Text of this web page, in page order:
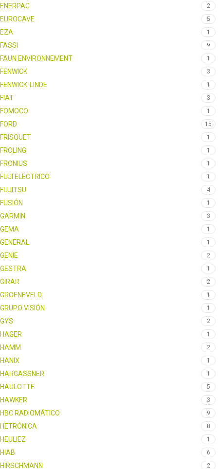
ENERPAC 2
EUROCAVE 5
EZA 1
FASSI 9
FAUN ENVIRONNEMENT 1
FENWICK 3
FENWICK-LINDE 1
FIAT 3
FOMOCO 1
FORD 15
FRISQUET 1
FROLING 1
FRONIUS 1
FUJI ELÉCTRICO 1
FUJITSU 4
FUSIÓN 1
GARMIN 3
GEMA 1
GENERAL 1
GENIE 2
GESTRA 1
GIRAR 2
GROENEVELD 1
GRUPO VISIÓN 1
GYS 2
HAGER 1
HAMM 2
HANIX 1
HARGASSNER 1
HAULOTTE 5
HAWKER 3
HBC RADIOMÁTICO 9
HETRÓNICA 8
HEULIEZ 1
HIAB 6
HIRSCHMANN 2